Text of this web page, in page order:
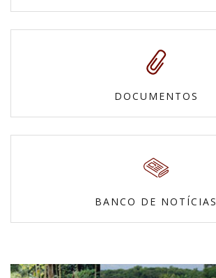
DOCUMENTOS
BANCO DE NOTÍCIAS